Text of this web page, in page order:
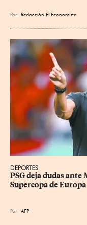
Por Redacción El Economista
DEPORTES
PSG deja dudas
Supercopa de Europa
Por AFP